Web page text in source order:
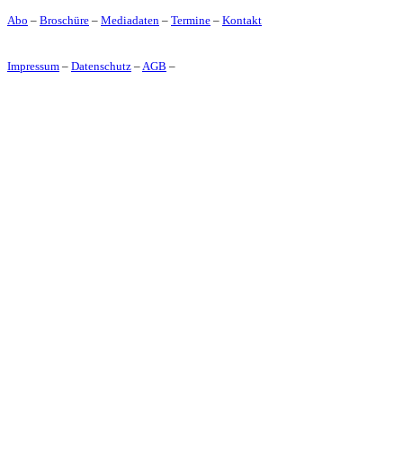
Abo – Broschüre – Mediadaten – Termine – Kontakt
Impressum – Datenschutz – AGB –